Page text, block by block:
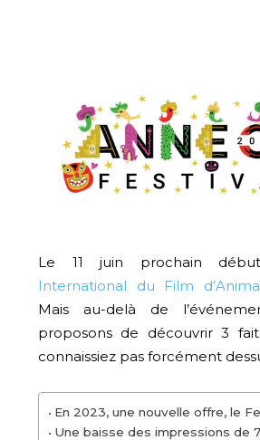
Le 11 juin prochain
International du Film
Mais au-delà de
proposons de découvrir 3
connaissiez pas forcément
En 2023, une nouvelle offre, le
Une baisse des impressions de